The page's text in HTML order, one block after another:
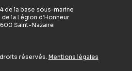
de la base sous-marine
de la Légion d’Honneur
Saint-Nazaire
réservés. Mentions légales